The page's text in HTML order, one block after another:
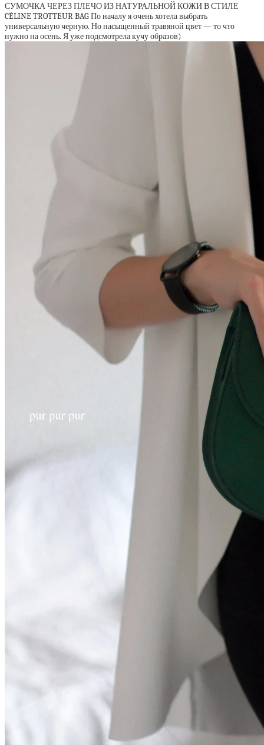
СУМОЧКА ЧЕРЕЗ ПЛЕЧО ИЗ НАТУРАЛЬНОЙ КОЖИ В СТИЛЕ
CÉLINE TROTTEUR BAG По началу я очень хотела выбрать
универсальную черную. Но насыщенный травяной цвет — то что
нужно на осень. Я уже подсмотрела кучу образов)